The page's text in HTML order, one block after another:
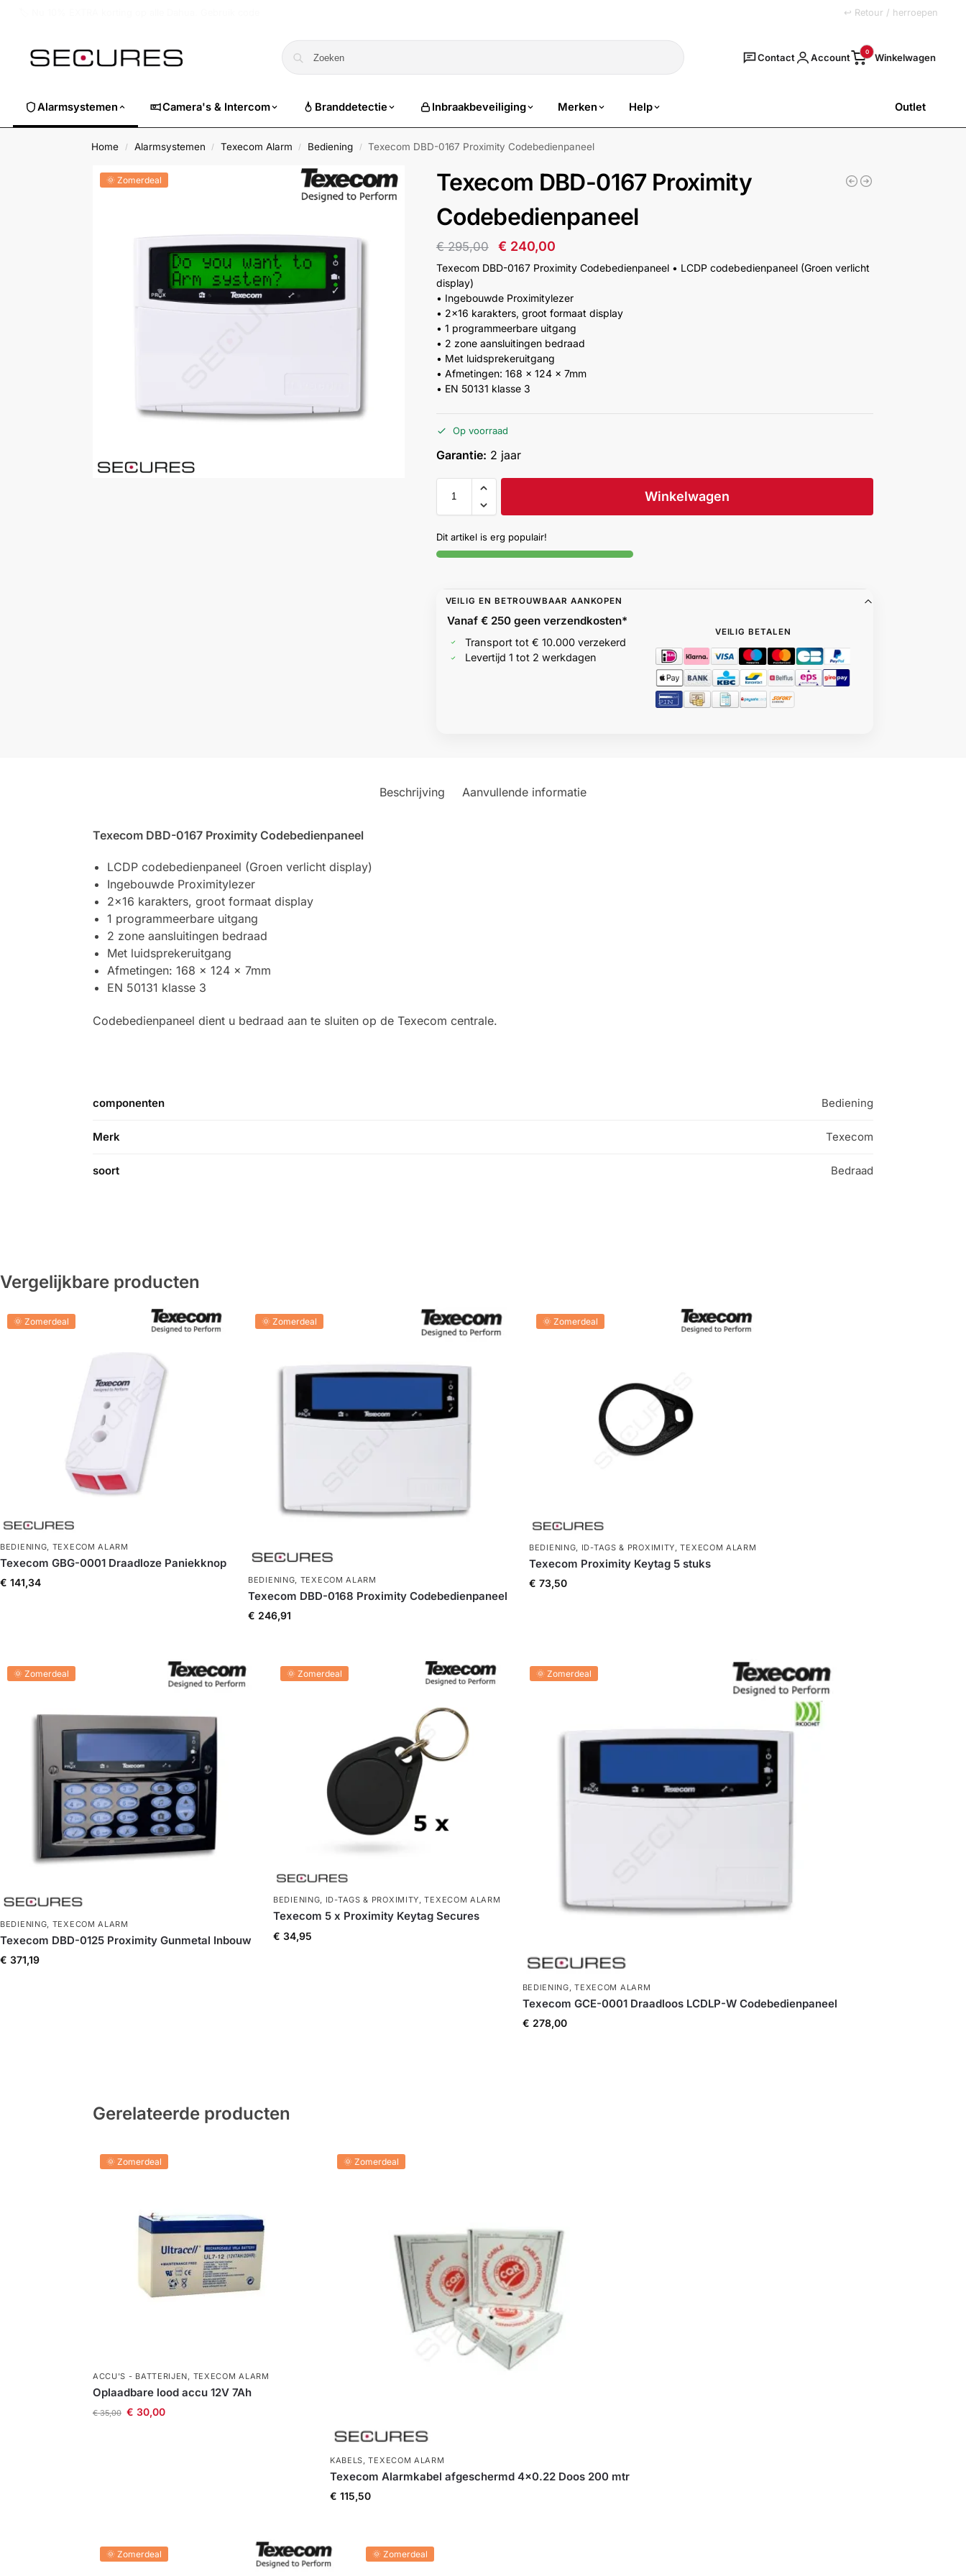
↩ Retour / herroepen
Zoeken
Contact Account 0
Alarmsystemen Camera's & Intercom Branddetectie Inbraakbeveiliging Merken Help Outlet
Home / Alarmsystemen / Texecom Alarm / Bediening / Texecom DBD-0167 Proximity Codebedienpaneel
🌞 Zomerdeal
Texecom DBD-0167 Proximity
Codebedienpaneel
€295,00 € 240,00
Texecom DBD-0167 Proximity Codebedienpaneel • LCDP codebedienpaneel (Groen verlicht
display)
• Ingebouwde Proximitylezer
• 2×16 karakters, groot formaat display
• 1 programmeerbare uitgang
• 2 zone aansluitingen bedraad
• Met luidsprekeruitgang
• Afmetingen: 168 x 124 x 7mm
• EN 50131 klasse 3
Op voorraad
Garantie: 2 jaar
Winkelwagen
Dit artikel is erg populair!
VEILIG EN BETROUWBAAR AANKOPEN
Vanaf € 250 geenverzendkosten*
Transport tot € 10.000 verzekerd
Levertijd 1 tot 2 werkdagen
VEILIG BETALEN
Beschrijving Aanvullende informatie
Texecom DBD-0167 Proximity Codebedienpaneel
LCDP codebedienpaneel (Groen verlicht display)
Ingebouwde Proximitylezer
2×16 karakters, groot formaat display
1 programmeerbare uitgang
2 zone aansluitingen bedraad
Met luidsprekeruitgang
Afmetingen: 168 x 124 x 7mm
EN 50131 klasse 3
Codebedienpaneel dient u bedraad aan te sluiten op de Texecom centrale.
componenten Bediening
Merk Texecom
soort Bedraad
Vergelijkbare producten
🌞 Zomerdeal
BEDIENING TEXECOM ALARM
Texecom GBG-0001 Draadloze Paniekknop
€ 141,34
🌞 Zomerdeal
BEDIENING TEXECOM ALARM
Texecom DBD-0168 Proximity Codebedienpaneel
€ 246,91
🌞 Zomerdeal
BEDIENING, ID-TAGS & PROXIMITY,TEXECOM ALARM
Texecom Proximity Keytag 5 stuks
€ 73,50
🌞 Zomerdeal
BEDIENING, TEXECOM ALARM
Texecom DBD-0125 Proximity Gunmetal Inbouw
€ 371,19
🌞 Zomerdeal
BEDIENING, ID-TAGS & PROXIMITY,TEXECOM ALARM
Texecom 5 x Proximity Keytag Secures
€ 34,95
🌞 Zomerdeal
BEDIENING,TEXECOM ALARM
Texecom GCE-0001 Draadloos LCDLP-W Codebedienpaneel
€ 278,00
Gerelateerde producten
🌞 Zomerdeal
ACCU'S - BATTERIJEN, TEXECOM ALARM
Oplaadbare lood accu 12V 7Ah
€35,00 € 30,00
🌞 Zomerdeal
KABELS,TEXECOM ALARM
Texecom Alarmkabel afgeschermd 4×0.22 Doos 200 mtr
€ 115,50
🌞 Zomerdeal 🌞 Zomerdeal